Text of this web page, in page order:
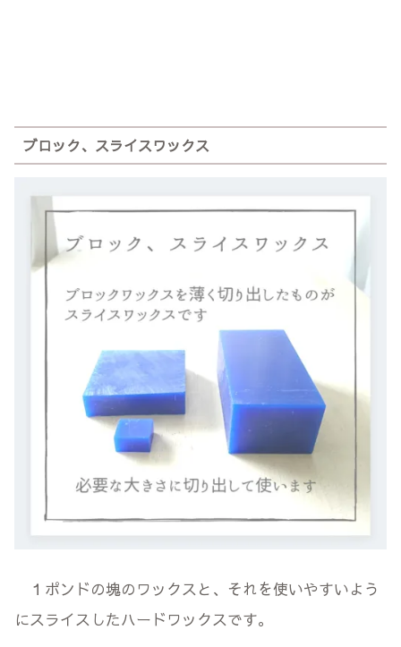
ブロック、スライスワックス
１ポンドの塊のワックスと、それを使いやすいよう
にスライスしたハードワックスです。